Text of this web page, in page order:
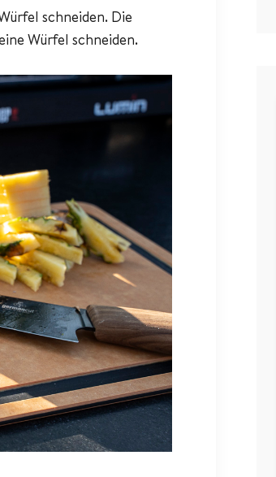
schneiden. Die
Würfel schneiden.